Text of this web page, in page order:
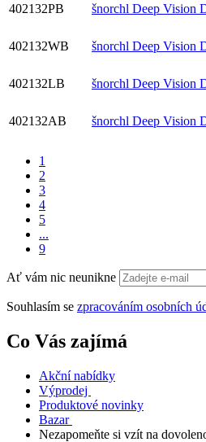
402132PB šnorchl Deep Vision
402132WB šnorchl Deep Vision
402132LB šnorchl Deep Vision
402132AB šnorchl Deep Vision
1
2
3
4
5
...
9
Ať vám nic neunikne
Souhlasím se zpracováním osobních
Co Vás zajímá
Akční nabídky
Výprodej
Produktové novinky
Bazar
Nezapomeňte si vzít na